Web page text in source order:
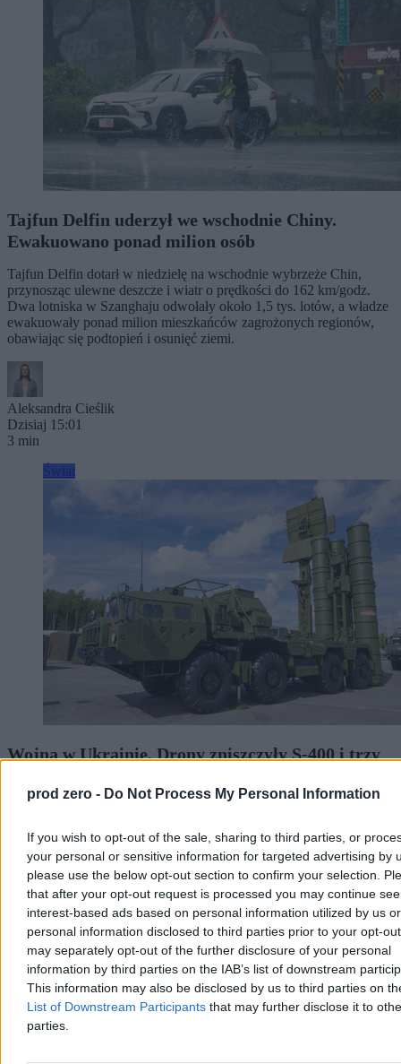
prod zero - Do Not Process My Personal Information
If you wish to opt-out of the sale, sharing to third parties, or
your personal or sensitive information for targeted advertising by
please use the below opt-out section to confirm your selection.
that after your opt-out request is processed you may continue
interest-based ads based on personal information utilized by us or
personal information disclosed to third parties prior to your opt-
may separately opt-out of the further disclosure of your personal
information by third parties on the IAB’s list of downstream
This information may also be disclosed by us to third parties on
List of Downstream Participants that may further disclose it to
parties.
Tajfun Delfin uderzył we wschodnie Chiny.
Ewakuowano ponad milion osób
Tajfun Delfin dotarł w niedzielę na wschodnie wybrzeże Chin,
przynosząc ulewne deszcze i wiatr o prędkości do 162 km/godz.
Dwa lotniska w Szanghaju odwołały około 1,5 tys. lotów, a władze
ewakuowały ponad milion mieszkańców zagrożonych regionów,
obawiając się podtopień i osunięć ziemi.
Aleksandra Cieślik
Dzisiaj 15:01
3 min
Wojna w Ukrainie. Drony zniszczyły S-400 i trzy
Gelendżyku, zestawu Pancyr-S1 oraz trzech stacji radiolokacyjnych.
Drony trafiły też w tankowiec i dwa masowce na Morzu Czarnym –
ogłosił dowódca SBS, mjr Robert „Madiar” Browdi.
Aleksandra Cieślik
Dzisiaj 14:37
2 min
Reklama
Reklama